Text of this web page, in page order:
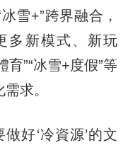
雪+”跨界融合，
多新模式、新玩
育”“冰雪+度假”等
求。
好‘冷資源’的文